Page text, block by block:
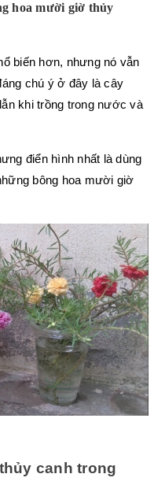
hoa mười giờ thủy
biến hơn, nhưng nó vẫn
chú ý ở đây là cây
khi trồng trong nước và
điển hình nhất là dùng
bông hoa mười giờ
canh trong